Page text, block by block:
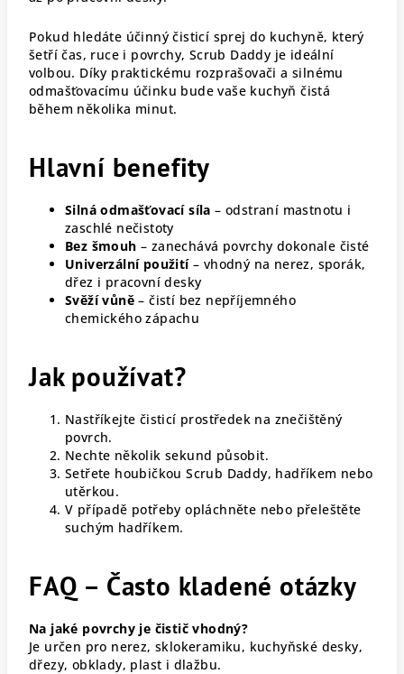
Pokud hledáte účinný čisticí sprej do kuchyně, který
šetří čas, ruce i povrchy, Scrub Daddy je ideální
volbou. Díky praktickému rozprašovači a silnému
odmašťovacímu účinku bude vaše kuchyň čistá
během několika minut.
Hlavní benefity
Silná odmašťovací síla – odstraní mastnotu i
zaschlé nečistoty
Bez šmouh – zanechává povrchy dokonale čisté
Univerzální použití– vhodný na nerez, sporák,
dřez i pracovní desky
Svěží vůně – čistí bez nepříjemného
chemického zápachu
Jak používat?
Nastříkejte čisticí prostředek na znečištěný
povrch.
Nechte několik sekund působit.
Setřete houbičkou Scrub Daddy, hadříkem nebo
utěrkou.
V případě potřeby opláchněte nebo přeleštěte
suchým hadříkem.
FAQ – Často kladené otázky
Na jaké povrchy je čistič vhodný?
Je určen pro nerez, sklokeramiku, kuchyňské desky,
dřezy, obklady, plast i dlažbu.